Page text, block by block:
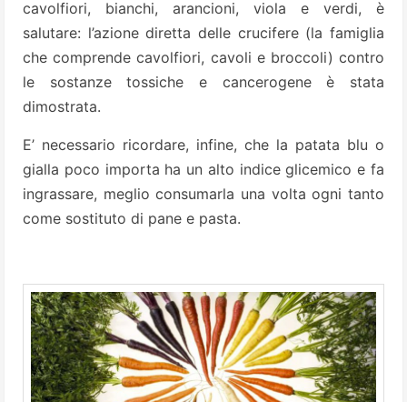
cavolfiori, bianchi, arancioni, viola e verdi, è
salutare: l’azione diretta delle crucifere (la famiglia
che comprende cavolfiori, cavoli e broccoli) contro
le sostanze tossiche e cancerogene è stata
dimostrata.
E’ necessario ricordare, infine, che la patata blu o
gialla poco importa ha un alto indice glicemico e fa
ingrassare, meglio consumarla una volta ogni tanto
come sostituto di pane e pasta.